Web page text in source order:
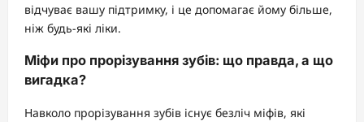
відчуває вашу підтримку, і це допомагає йому більше,
ніж будь-які ліки.
Міфи про прорізування зубів: що правда, а що
вигадка?
Навколо прорізування зубів існує безліч міфів, які